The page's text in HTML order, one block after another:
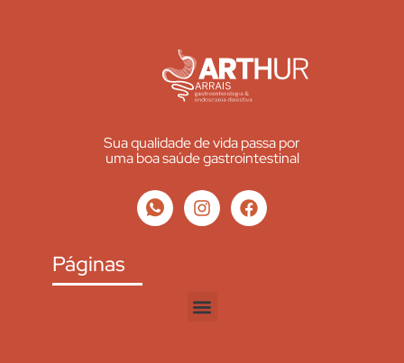
Sua qualidade de vida passa por
uma boa saúde gastrointestinal
Páginas